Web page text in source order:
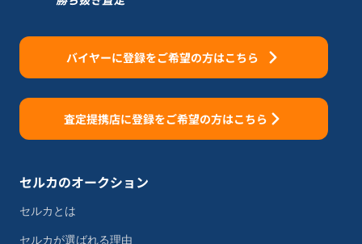
バイヤーに登録をご希望の方はこちら
査定提携店に登録をご希望の方はこちら
セルカのオークション
セルカとは
セルカが選ばれる理由